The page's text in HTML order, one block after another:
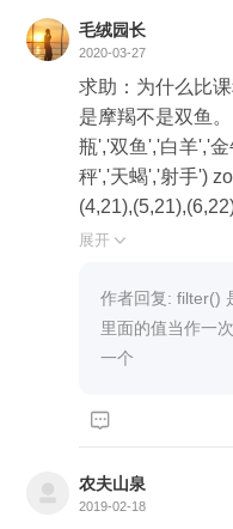
毛绒园长
2020-03-27
求助：为什么比
是摩羯不是双鱼。。。。
瓶','双鱼','白羊','
秤','天蝎','射手')
3),(12,23)) (month,day) = (3,10) zodiac_day = filter
(zodiac_day))
12
展开 
作者回复: filter()
里面的值当作一
一个

农夫山泉
2019-02-18